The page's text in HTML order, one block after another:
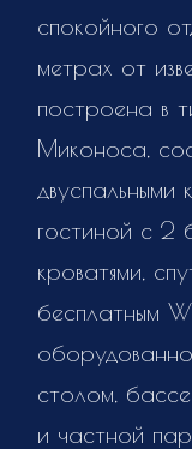
спокойного
метрах от
построена в
Миконоса,
двуспальными
гостиной с 2
кроватями,
бесплатным
столом,
и частной